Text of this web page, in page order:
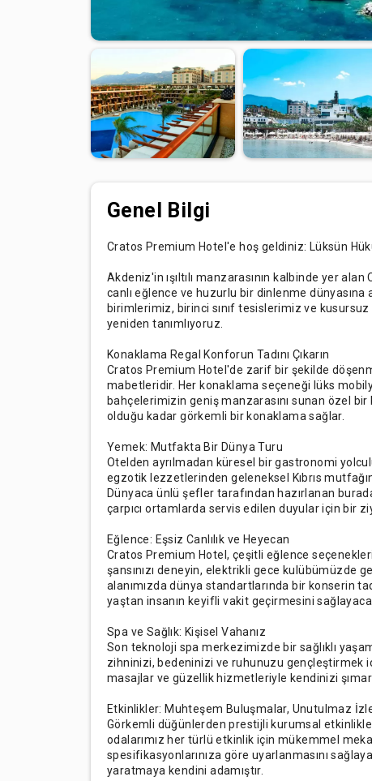
Genel Bilgi
Cratos Premium Hotel'e hoş geldiniz: Lüksün
Akdeniz'in ışıltılı manzarasının kalbinde yer
canlı eğlence ve huzurlu bir dinlenme dünyasına
birimlerimiz, birinci sınıf tesislerimiz ve
yeniden tanımlıyoruz.
Konaklama Regal Konforun Tadını Çıkarın
Cratos Premium Hotel'de zarif bir şekilde
mabetleridir. Her konaklama seçeneği lüks
bahçelerimizin geniş manzarasını sunan özel
olduğu kadar görkemli bir konaklama sağlar.
Yemek: Mutfakta Bir Dünya Turu
Otelden ayrılmadan küresel bir gastronomi
egzotik lezzetlerinden geleneksel Kıbrıs
Dünyaca ünlü şefler tarafından hazırlanan
çarpıcı ortamlarda servis edilen duyular için bir
Eğlence: Eşsiz Canlılık ve Heyecan
Cratos Premium Hotel, çeşitli eğlence
şansınızı deneyin, elektrikli gece kulübümüzde
alanımızda dünya standartlarında bir konserin
yaştan insanın keyifli vakit geçirmesini
Spa ve Sağlık: Kişisel Vahanız
Son teknoloji spa merkezimizde bir sağlıklı
zihninizi, bedeninizi ve ruhunuzu gençleştirmek
masajlar ve güzellik hizmetleriyle kendinizi
Etkinlikler: Muhteşem Buluşmalar, Unutulmaz
Görkemli düğünlerden prestijli kurumsal
odalarımız her türlü etkinlik için mükemmel
spesifikasyonlarınıza göre uyarlanmasını
yaratmaya kendini adamıştır.